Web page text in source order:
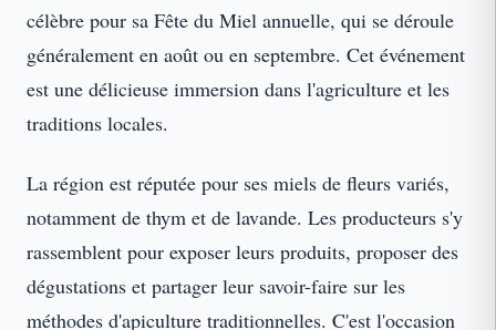
célèbre pour sa Fête du Miel annuelle, qui se déroule
généralement en août ou en septembre. Cet événement
est une délicieuse immersion dans l'agriculture et les
traditions locales.
La région est réputée pour ses miels de fleurs variés,
notamment de thym et de lavande. Les producteurs s'y
rassemblent pour exposer leurs produits, proposer des
dégustations et partager leur savoir-faire sur les
méthodes d'apiculture traditionnelles. C'est l'occasion